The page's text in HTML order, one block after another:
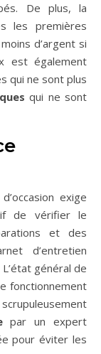
De plus, la
les premières
d’argent si
est également
qui ne sont plus
qui ne sont
exige
de vérifier le
et des
d’entretien
général de
fonctionnement
par un expert
pour éviter les